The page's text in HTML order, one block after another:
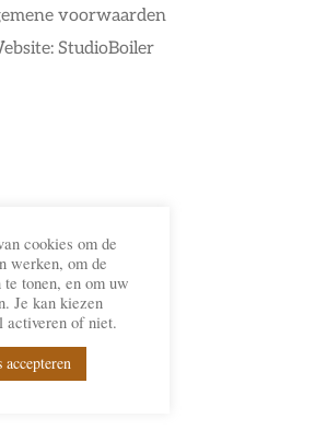
voorwaarden
StudioBoiler
cookies om de
werken, om de
tonen, en om uw
Je kan kiezen
of niet.